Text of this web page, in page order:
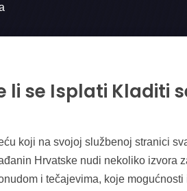
li se Isplati Kladiti
koji na svojoj službenoj stranici
Hrvatske nudi nekoliko
i tečajevima, koje